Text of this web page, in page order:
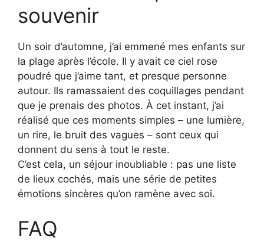
souvenir
Un soir d’automne, j’ai emmené mes enfants sur
la plage après l’école. Il y avait ce ciel rose
poudré que j’aime tant, et presque personne
autour. Ils ramassaient des coquillages pendant
que je prenais des photos. À cet instant, j’ai
réalisé que ces moments simples – une lumière,
un rire, le bruit des vagues – sont ceux qui
donnent du sens à tout le reste.
C’est cela, un séjour inoubliable : pas une liste
de lieux cochés, mais une série de petites
émotions sincères qu’on ramène avec soi.
FAQ